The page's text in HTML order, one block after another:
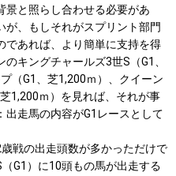
景と照らし合わせる必要があ
が、もしそれがスプリント部門
であれば、より簡単に支持を得
キングチャールズ3世S（G1、
（G1、芝1,200ｍ）、クイーン
1,200ｍ）を見れば、それが事
走馬の内容がG1レースとして
戦の出走頭数が多かっただけで
G1）に10頭もの馬が出走する